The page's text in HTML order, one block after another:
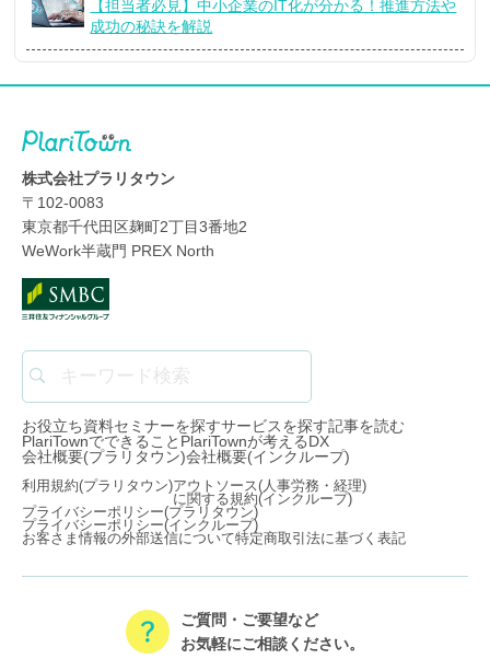
【担当者必見】中小企業のIT化が分かる！推進方法や
成功の秘訣を解説
株式会社プラリタウン
〒102-0083
東京都千代田区麹町2丁目3番地2
WeWork半蔵門 PREX North
お役立ち資料セミナーを探すサービスを探す記事を読む
PlariTownでできること PlariTownが考えるDX
会社概要(プラリタウン)会社概要(インクループ)
利用規約(プラリタウン)アウトソース(人事労務・経理)
に関する規約(インクループ)
プライバシーポリシー(プラリタウン)
プライバシーポリシー(インクループ)
お客さま情報の外部送信について特定商取引法に基づく表記
ご質問・ご要望など
お気軽にご相談ください。